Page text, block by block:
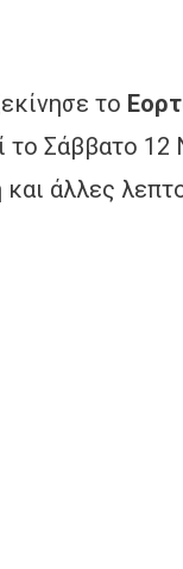
το
το Σάββατο
άλλες